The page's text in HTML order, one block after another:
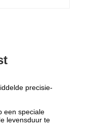
precisie-
een speciale
levensduur te